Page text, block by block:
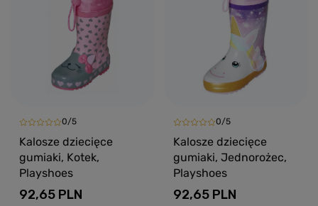
0/5
Kalosze dziecięce
gumiaki, Kotek,
Playshoes
92,65 PLN
0/5
Kalosze dziecięce
gumiaki, Jednorożec,
Playshoes
92,65 PLN